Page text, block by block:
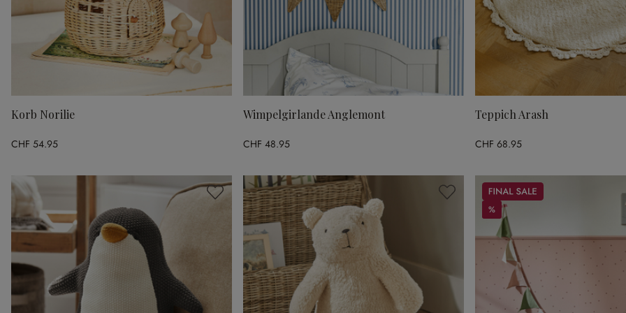
Korb Norilie
CHF 54.95
Wimpelgirlande Anglemont
CHF 48.95
Teppich Arash
CHF 68.95
Sale
%
%